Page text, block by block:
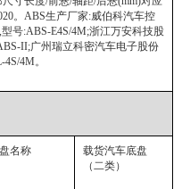
。 ABS生产厂家:威伯科汽车控
,型号:ABS-E4S/4M;浙江万安科技股
II;广州瑞立科密汽车电子股份
4S/4M。
名称
载货汽车底盘
（二类）